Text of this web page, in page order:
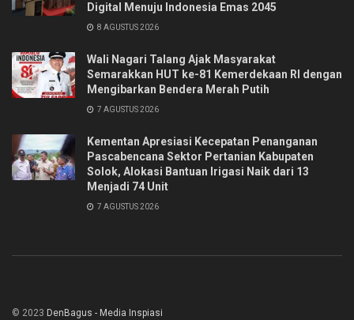
Digital Menuju Indonesia Emas 2045
8 AGUSTUS 2026
Wali Nagari Talang Ajak Masyarakat
Semarakkan HUT ke-81 Kemerdekaan RI dengan
Mengibarkan Bendera Merah Putih
7 AGUSTUS 2026
Kementan Apresiasi Kecepatan Penanganan
Pascabencana Sektor Pertanian Kabupaten
Solok, Alokasi Bantuan Irigasi Naik dari 13
Menjadi 74 Unit
7 AGUSTUS 2026
© 2023 DenBagus - Media Inspiasi